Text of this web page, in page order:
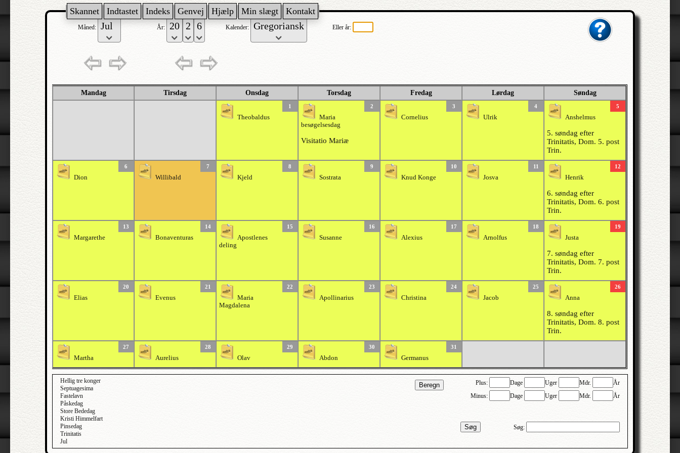
Skannet Indtastet Indeks Genvej Hjælp Min slægt Kontakt
Måned: År: Kalender: Eller år:
Mandag Tirsdag Onsdag Torsdag Fredag Lørdag Søndag
1
Theobaldus
2
Maria
besøgelsesdag
Visitatio Mariæ
3
Cornelius
4
Ulrik
5
Anshelmus
5. søndag efter
Trinitatis, Dom. 5. post
Trin.
6
Dion
7
Willibald
8
Kjeld
9
Sostrata
10
Knud Konge
11
Josva
12
Henrik
6. søndag efter
Trinitatis, Dom. 6. post
Trin.
13
Margarethe
14
Bonaventuras
15
Apostlenes
deling
16
Susanne
17
Alexius
18
Arnolfus
19
Justa
7. søndag efter
Trinitatis, Dom. 7. post
Trin.
20
Elias
21
Evenus
22
Maria
Magdalena
23
Apollinarius
24
Christina
25
Jacob
26
Anna
8. søndag efter
Trinitatis, Dom. 8. post
Trin.
27
Martha
28
Aurelius
29
Olav
30
Abdon
31
Germanus
Beregn Plus: Dage Uger Mdr.
År
Minus:
Dage Uger Mdr. År
Søg Søg:
Hellig tre konger
Septuagesima
Fastelavn
Påskedag
Store Bededag
Kristi Himmelfart
Pinsedag
Trinitatis
Jul